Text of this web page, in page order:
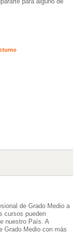
de Grado Medio a
cursos pueden
nuestro País. A
Grado Medio con más